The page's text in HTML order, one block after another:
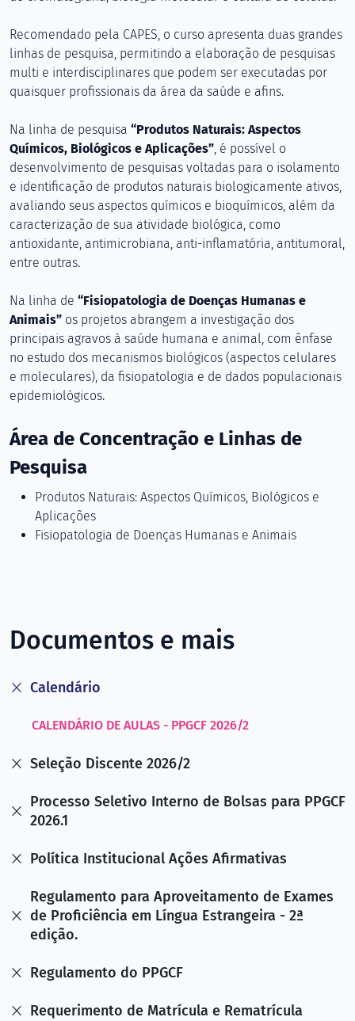
Recomendado pela CAPES, o curso apresenta duas grandes
linhas de pesquisa, permitindo a elaboração de pesquisas
multi e interdisciplinares que podem ser executadas por
quaisquer profissionais da área da saúde e afins.
Na linha de pesquisa “Produtos Naturais: Aspectos
Químicos, Biológicos e Aplicações”, é possível o
desenvolvimento de pesquisas voltadas para o isolamento
e identificação de produtos naturais biologicamente ativos,
avaliando seus aspectos químicos e bioquímicos, além da
caracterização de sua atividade biológica, como
antioxidante, antimicrobiana, anti-inflamatória, antitumoral,
entre outras.
Na linha de “Fisiopatologia de Doenças Humanas e
Animais” os projetos abrangem a investigação dos
principais agravos à saúde humana e animal, com ênfase
no estudo dos mecanismos biológicos (aspectos celulares
e moleculares), da fisiopatologia e de dados populacionais
epidemiológicos.
Área de Concentração e Linhas de
Pesquisa
Produtos Naturais: Aspectos Químicos, Biológicos e
Aplicações
Fisiopatologia de Doenças Humanas e Animais
Documentos e mais
Calendário
CALENDÁRIO DE AULAS - PPGCF 2026/2
Seleção Discente 2026/2
Processo Seletivo Interno de Bolsas para PPGCF
2026.1
Política Institucional Ações Afirmativas
Regulamento para Aproveitamento de Exames
de Proficiência em Língua Estrangeira - 2ª
edição.
Regulamento do PPGCF
Requerimento de Matrícula e Rematrícula